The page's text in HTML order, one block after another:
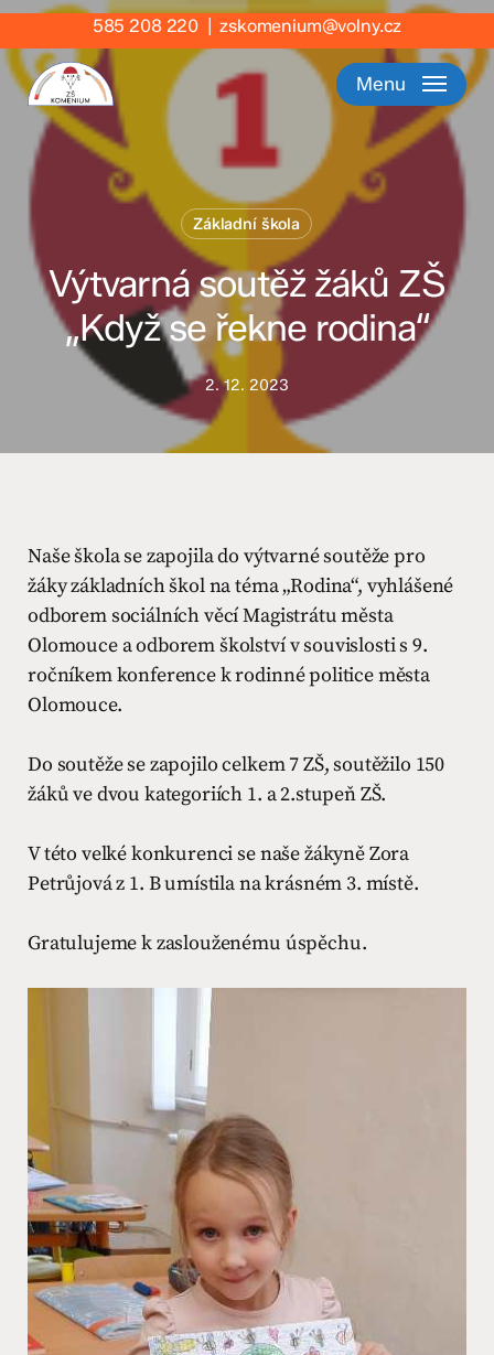
Skip
main
content
585 208 220 |zskomenium@volny.cz
Menu
Základní škola
Výtvarná soutěž žáků ZŠ
„Když se řekne rodina“
2. 12. 2023
Naše škola se zapojila do výtvarné soutěže pro
žáky základních škol na téma „Rodina“, vyhlášené
odborem sociálních věcí Magistrátu města
Olomouce a odborem školství v souvislosti s 9.
ročníkem konference k rodinné politice města
Olomouce.
Do soutěže se zapojilo celkem 7 ZŠ, soutěžilo 150
žáků ve dvou kategoriích 1. a 2.stupeň ZŠ.
V této velké konkurenci se naše žákyně Zora
Petrůjová z 1. B umístila na krásném 3. místě.
Gratulujeme k zaslouženému úspěchu.